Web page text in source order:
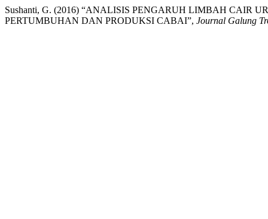
Sushanti, G. (2016) “ANALISIS PENGARUH LIMBAH CAIR
PERTUMBUHAN DAN PRODUKSI CABAI”, Journal Galung